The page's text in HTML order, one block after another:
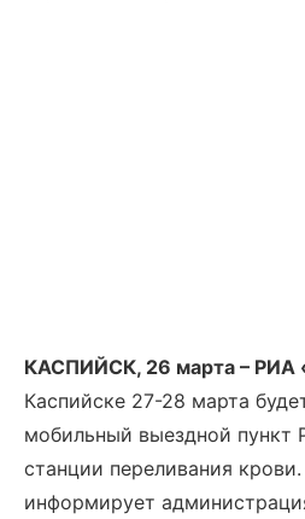
КАСПИЙСК, 26 марта – РИА
Каспийске 27-28 марта
мобильный выездной пункт
станции переливания
информирует